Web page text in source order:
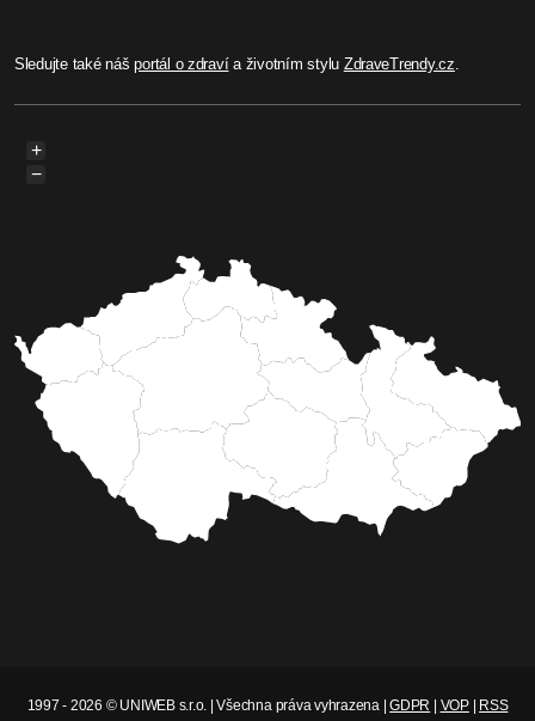
Sledujte také nášportál o zdravía životním stylu ZdraveTrendy.cz
+
−
1997 - 2026 © UNIWEB s.r.o. | Všechna práva vyhrazena |GDPR | VOP| RSS